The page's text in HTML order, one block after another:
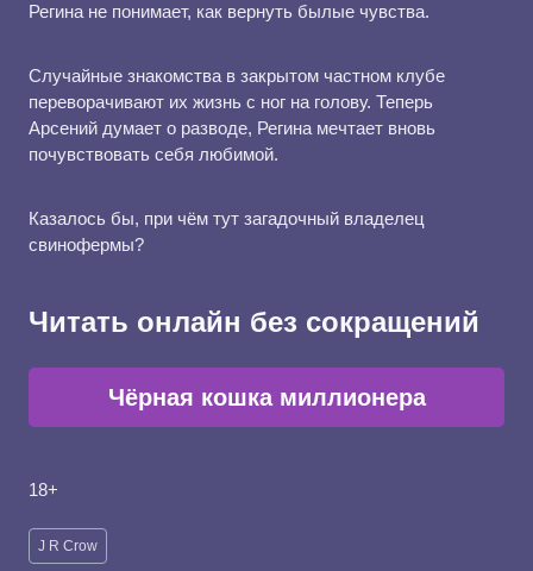
Регина не понимает, как вернуть былые чувства.
Случайные знакомства в закрытом частном клубе
переворачивают их жизнь с ног на голову. Теперь
Арсений думает о разводе, Регина мечтает вновь
почувствовать себя любимой.
Казалось бы, при чём тут загадочный владелец
свинофермы?
Читать онлайн без сокращений
Чёрная кошка миллионера
18+
Метки
записи:
J R Crow